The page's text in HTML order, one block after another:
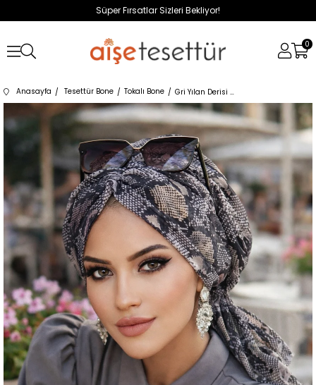
Süper Fırsatlar Sizleri Bekliyor!
0
Anasayfa Tesettür Bone Tokalı Bone Gri Yılan Derisi Desen Tül Tokalı Bone